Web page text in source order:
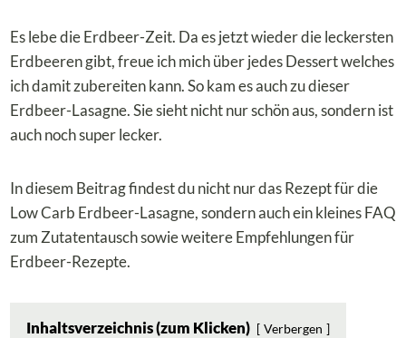
Es lebe die Erdbeer-Zeit. Da es jetzt wieder die leckersten
Erdbeeren gibt, freue ich mich über jedes Dessert welches
ich damit zubereiten kann. So kam es auch zu dieser
Erdbeer-Lasagne. Sie sieht nicht nur schön aus, sondern ist
auch noch super lecker.
In diesem Beitrag findest du nicht nur das Rezept für die
Low Carb Erdbeer-Lasagne, sondern auch ein kleines FAQ
zum Zutatentausch sowie weitere Empfehlungen für
Erdbeer-Rezepte.
Inhaltsverzeichnis (zum Klicken) Verbergen